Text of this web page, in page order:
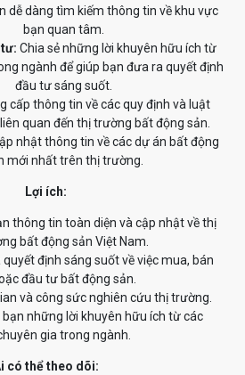
dễ dàng tìm kiếm thông tin về khu vực
bạn quan tâm.
Chia sẻ những lời khuyên hữu ích từ
ngành để giúp bạn đưa ra quyết định
đầu tư sáng suốt.
cấp thông tin về các quy định và luật
quan đến thị trường bất động sản.
nhật thông tin về các dự án bất động
mới nhất trên thị trường.
Lợi ích:
thông tin toàn diện và cập nhật về thị
bất động sản Việt Nam.
định sáng suốt về việc mua, bán
đầu tư bất động sản.
và công sức nghiên cứu thị trường.
bạn những lời khuyên hữu ích từ các
gia trong ngành.
có thể theo dõi: